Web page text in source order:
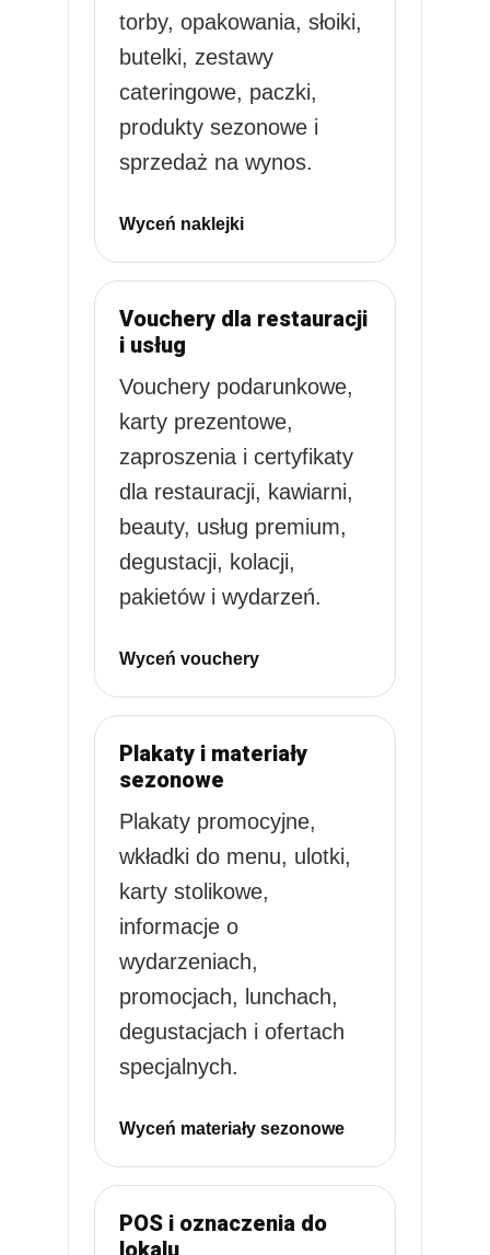
torby, opakowania, słoiki,
butelki, zestawy
cateringowe, paczki,
produkty sezonowe i
sprzedaż na wynos.
Wyceń naklejki
Vouchery dla restauracji
i usług
Vouchery podarunkowe,
karty prezentowe,
zaproszenia i certyfikaty
dla restauracji, kawiarni,
beauty, usług premium,
degustacji, kolacji,
pakietów i wydarzeń.
Wyceń vouchery
Plakaty i materiały
sezonowe
Plakaty promocyjne,
wkładki do menu, ulotki,
karty stolikowe,
informacje o
wydarzeniach,
promocjach, lunchach,
degustacjach i ofertach
specjalnych.
Wyceń materiały sezonowe
POS i oznaczenia do
lokalu